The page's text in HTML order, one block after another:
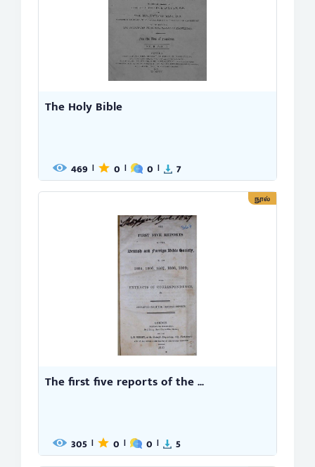
The Holy Bible
469 | 0 | 0 | 7
நூல்
The first five reports of the ...
305 | 0 | 0 | 5